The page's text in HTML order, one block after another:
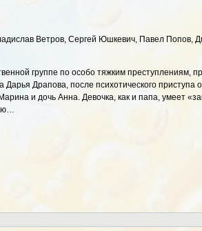
Ветров, Сергей Юшкевич, Павел Попов,
группе по особо тяжким преступлениям,
Драпова, после психотического приступа
и дочь Анна. Девочка, как и папа, умеет